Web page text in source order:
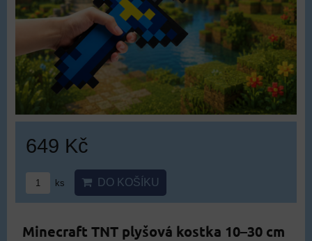
649 Kč
ks DO KOŠÍKU
Minecraft TNT plyšová kostka 10–30 cm